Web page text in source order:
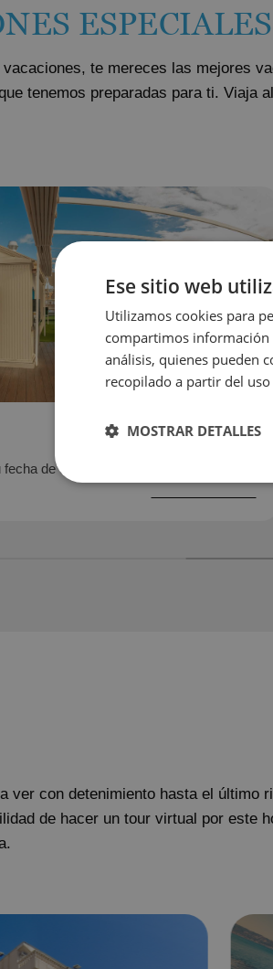
ESPECIALES
te mereces las mejores
tenemos preparadas para ti. Viaja
de entrada!
Desde
ver con detenimiento hasta el último
de hacer un tour virtual por este
Ese sitio web
Utilizamos cookies para
compartimos información
análisis, quienes pueden
recopilado a partir del uso
MOSTRAR DETALLES